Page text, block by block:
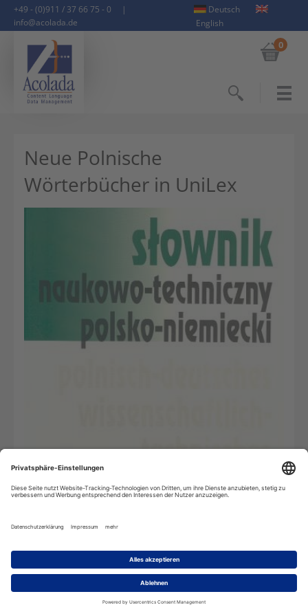
+49 - (0)911 / 37 66 75 - 0
|
info@acolada.de
Deutsch
English
0
Neue Polnische
Wörterbücher in UniLex